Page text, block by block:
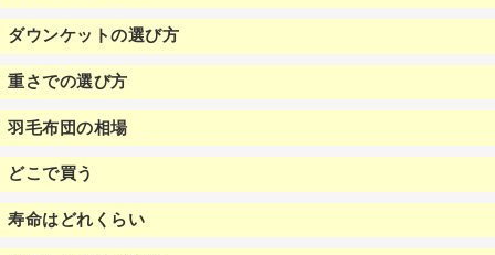
ダウンケットの選び方
重さでの選び方
羽毛布団の相場
どこで買う
寿命はどれくらい